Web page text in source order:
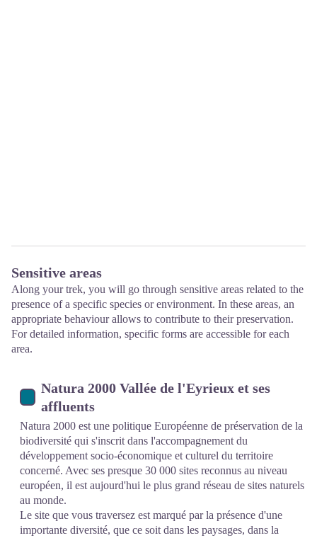
Sensitive areas
Along your trek, you will go through sensitive areas related to the
presence of a specific species or environment. In these areas, an
appropriate behaviour allows to contribute to their preservation.
For detailed information, specific forms are accessible for each
area.
Natura 2000 Vallée de l'Eyrieux et ses
affluents
Natura 2000 est une politique Européenne de préservation de la
biodiversité qui s'inscrit dans l'accompagnement du
développement socio-économique et culturel du territoire
concerné. Avec ses presque 30 000 sites reconnus au niveau
européen, il est aujourd'hui le plus grand réseau de sites naturels
au monde.
Le site que vous traversez est marqué par la présence d'une
importante diversité, que ce soit dans les paysages, dans la